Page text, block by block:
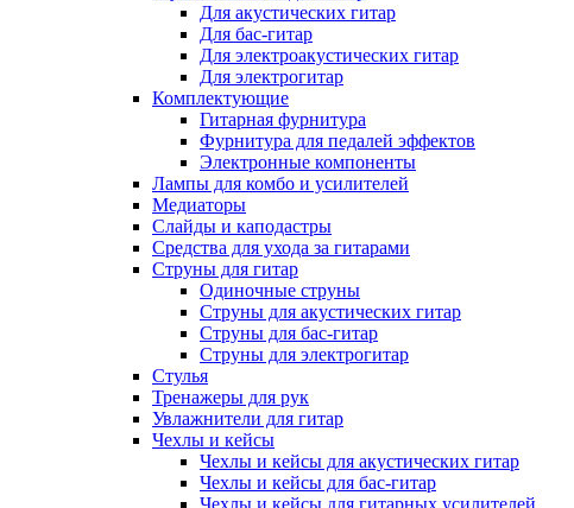
Для акустических гитар
Для бас-гитар
Для электроакустических гитар
Для электрогитар
Комплектующие
Гитарная фурнитура
Фурнитура для педалей эффектов
Электронные компоненты
Лампы для комбо и усилителей
Медиаторы
Слайды и каподастры
Средства для ухода за гитарами
Струны для гитар
Одиночные струны
Струны для акустических гитар
Струны для бас-гитар
Струны для электрогитар
Стулья
Тренажеры для рук
Увлажнители для гитар
Чехлы и кейсы
Чехлы и кейсы для акустических гитар
Чехлы и кейсы для бас-гитар
Чехлы и кейсы для гитарных усилителей